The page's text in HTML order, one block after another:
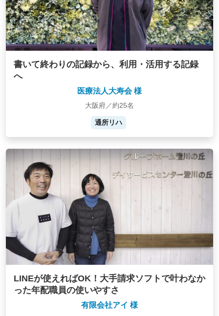
書いて終わりの記録から、利用・活用する記録
へ
医療法人大寿会 様
大阪府／約25名
通所リハ
LINEが使えればOK！大手請求ソフトで叶わなか
った年配職員の使いやすさ
有限会社アイ 様